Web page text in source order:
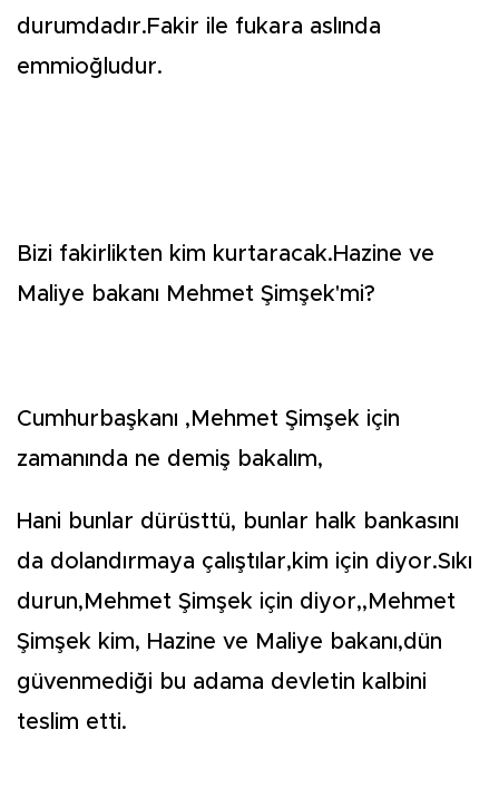
durumdadır.Fakir ile fukara aslında
emmioğludur.
Bizi fakirlikten kim kurtaracak.Hazine ve
Maliye bakanı Mehmet Şimşek'mi?
Cumhurbaşkanı ,Mehmet Şimşek için
zamanında ne demiş bakalım,
Hani bunlar dürüsttü, bunlar halk bankasını
da dolandırmaya çalıştılar,kim için diyor.Sıkı
durun,Mehmet Şimşek için diyor,,Mehmet
Şimşek kim, Hazine ve Maliye bakanı,dün
güvenmediği bu adama devletin kalbini
teslim etti.